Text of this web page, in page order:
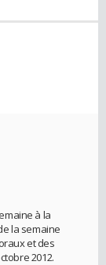
à la
la semaine
et des
2012.